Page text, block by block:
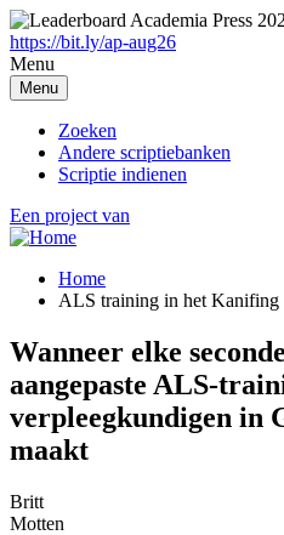
Overslaan
en
naar
de
inhoud
gaan
https://bit.ly/ap-aug26
Menu
Menu
Zoeken
Andere scriptiebanken
Scriptie indienen
Een project van
Breadcrumb
Home
ALS training in het Kanifing
Wanneer elke
aangepaste ALS-
verpleegkundigen in
maakt
Britt
Motten